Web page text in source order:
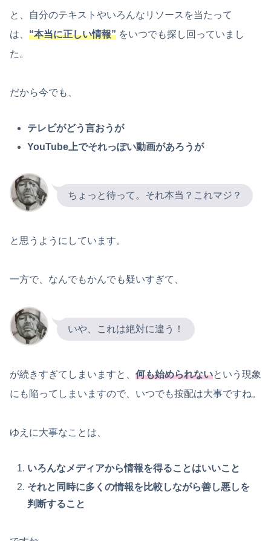
と、自分のテキストやいろんなリソースを当たって
は、 “本当に正しい情報” をいつでも探し回っていまし
た。
だから今でも、
テレビがどう言おうが
YouTube上でそれっぽい動画があろうが
ちょっと待って。それ本当？これマジ？
と思うようにしています。
一方で、なんでもかんでも疑いすぎて、
いや、これは絶対に違う！
が続きすぎてしまいますと、 何も始められないという現象
にも陥ってしまいますので、いつでも按配は大事ですね。
ゆえに大事なことは、
いろんなメディアから情報を得ることはいいこと
それと同時に多くの情報を比較しながら善し悪しを
判断すること